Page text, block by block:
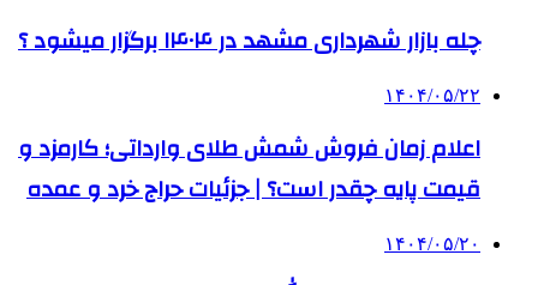
چله بازار شهرداری مشهد در ۱۴۰۴ برگزار میشود ؟
۱۴۰۴/۰۵/۲۲
اعلام زمان فروش شمش طلای وارداتی؛ کارمزد و
قیمت پایه چقدر است؟ | جزئیات حراج خرد و عمده
۱۴۰۴/۰۵/۲۰